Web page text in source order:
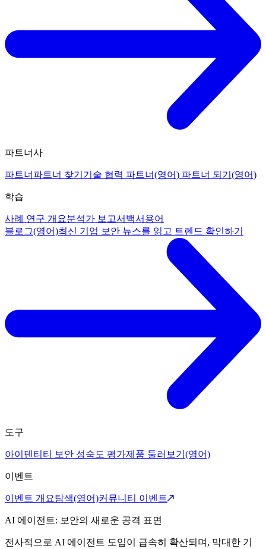
파트너사
파트너 파트너 찾기 기술 협력 파트너(영어) 파트너 되기(영어)
학습
사례 연구 개요분석가 보고서 백서 용어
블로그(영어)최신 기업 보안 뉴스를 읽고 트렌드 확인하기
도구
아이덴티티 보안 성숙도 평가제품 둘러보기(영어)
이벤트
이벤트 개요탐색(영어)커뮤니티 이벤트
AI 에이전트: 보안의 새로운 공격 표면
전사적으로 AI 에이전트 도입이 급속히 확산되며, 막대한 기